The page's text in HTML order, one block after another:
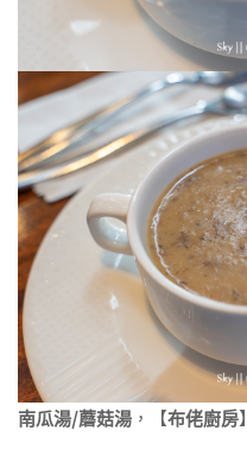
南瓜湯/蘑菇湯 ，【布佬廚房】